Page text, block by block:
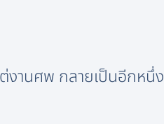
งานศพ กลายเป็นอีกหนึ่ง